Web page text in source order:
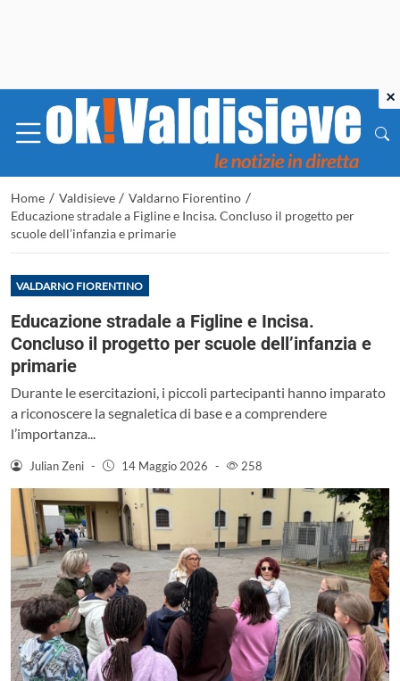
Home / Valdisieve / Valdarno Fiorentino /
Educazione stradale a Figline e Incisa. Concluso il progetto per
scuole dell’infanzia e primarie
VALDARNO FIORENTINO
Educazione stradale a Figline e Incisa.
Concluso il progetto per scuole dell’infanzia e
primarie
Durante le esercitazioni, i piccoli partecipanti hanno imparato
a riconoscere la segnaletica di base e a comprendere
l’importanza...
Julian Zeni - 14 Maggio 2026 - 258
×